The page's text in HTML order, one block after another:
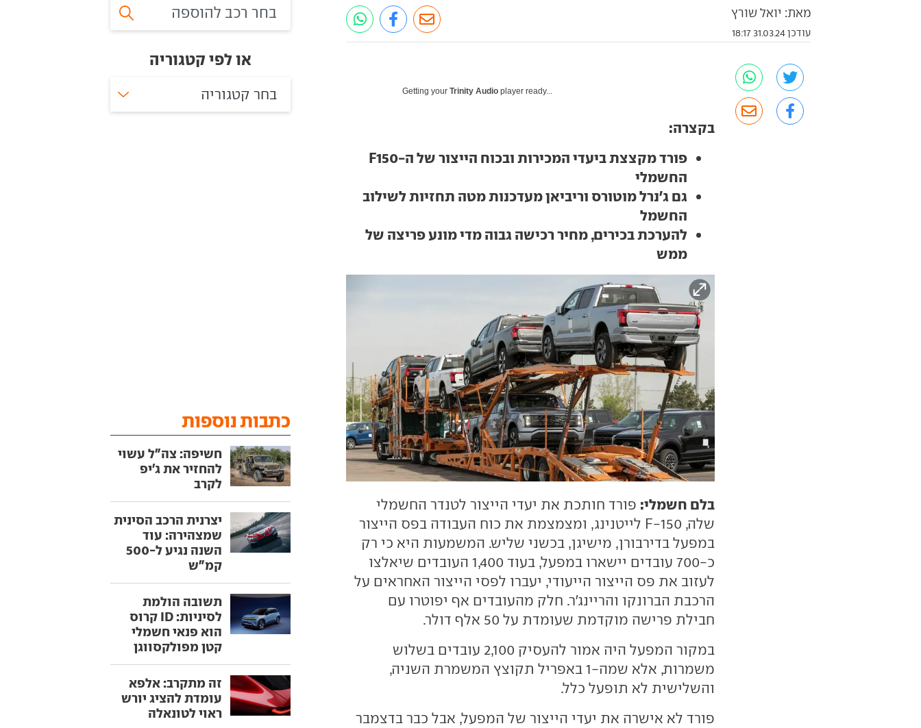
מאת: יואל שורץ
עודכן 31.03.24 18:17
Getting yourTrinity Audio player ready...
בקצרה:
פורד מקצצת ביעדי המכירות ובכוח הייצור של ה-F150
החשמלי
גם ג'נרל מוטורס וריביאן מעדכנות מטה תחזיות לשילוב
החשמל
להערכת בכירים, מחיר רכישה גבוה מדי מונע פריצה של
ממש
בלם חשמלי: פורד חותכת את יעדי הייצור לטנדר החשמלי
שלה, F-150 לייטנינג, ומצמצמת את כוח העבודה בפס הייצור
במפעל בדירבורן, מישיגן, בכשני שליש. המשמעות היא כי רק
כ-700 עובדים יישארו במפעל, בעוד 1,400 העובדים שיאלצו
לעזוב את פס הייצור הייעודי, יעברו לפסי הייצור האחראים על
הרכבת הברונקו והריינג'ר. חלק מהעובדים אף יפוטרו עם
חבילת פרישה מוקדמת שעומדת על 50 אלף דולר.
במקור המפעל היה אמור להעסיק 2,100 עובדים בשלוש
משמרות, אלא שמה-1 באפריל תקוצץ המשמרת השניה,
והשלישית לא תופעל כלל.
פורד לא אישרה את יעדי הייצור של המפעל, אבל כבר בדצמבר
או לפי קטגוריה
בחר קטגוריה
כתבות נוספות
חשיפה: צה"ל עשוי
להחזיר את ג'יפ
לקרב
יצרנית הרכב הסינית
שמצהירה: עוד
השנה נגיע ל-500
קמ"ש
תשובה הולמת
לסיניות: ID קרוס
הוא פנאי חשמלי
קטן מפולקסווגן
זה מתקרב: אלפא
עומדת להציג יורש
ראוי לטונאלה